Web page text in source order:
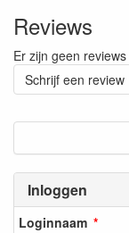
Inloggen
Loginnaam
Reviews
Er zijn geen
Schrijf een review